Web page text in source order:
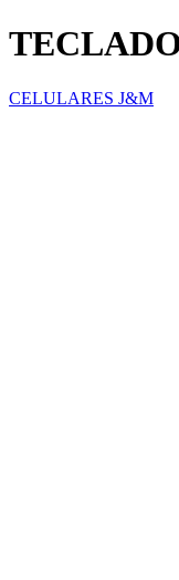
CELULARES J&M